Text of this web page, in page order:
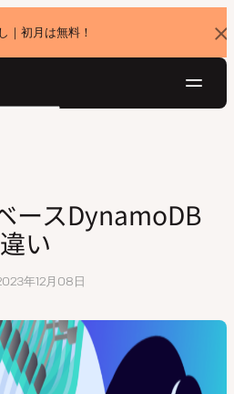
｜初月は無料！
バ
ナ
ョ
とMongoDBの違い
ースDynamoDB
い
年12月08日